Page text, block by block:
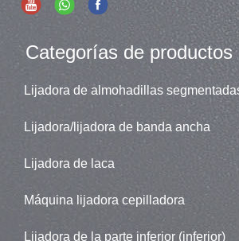
Categorías de productos
Lijadora de almohadillas
Lijadora/lijadora de banda ancha
Lijadora de laca
Máquina lijadora cepilladora
Lijadora de la parte inferior (inferior)